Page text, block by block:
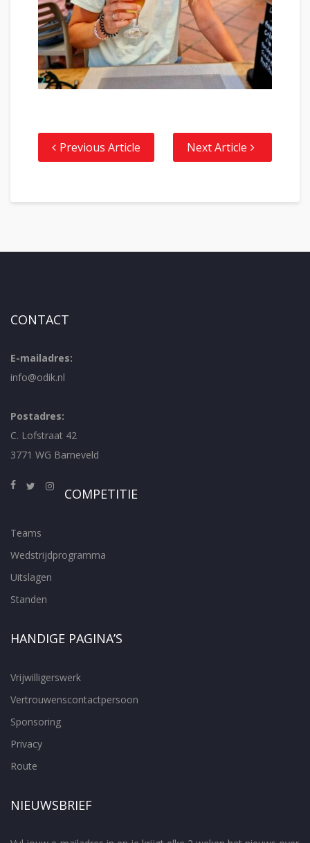
Previous Article Next Article
CONTACT
E-mailadres:
info@odik.nl
Postadres:
C. Lofstraat 42
3771 WG Barneveld
COMPETITIE
Teams
Wedstrijdprogramma
Uitslagen
Standen
HANDIGE PAGINA’S
Vrijwilligerswerk
Vertrouwenscontactpersoon
Sponsoring
Privacy
Route
NIEUWSBRIEF